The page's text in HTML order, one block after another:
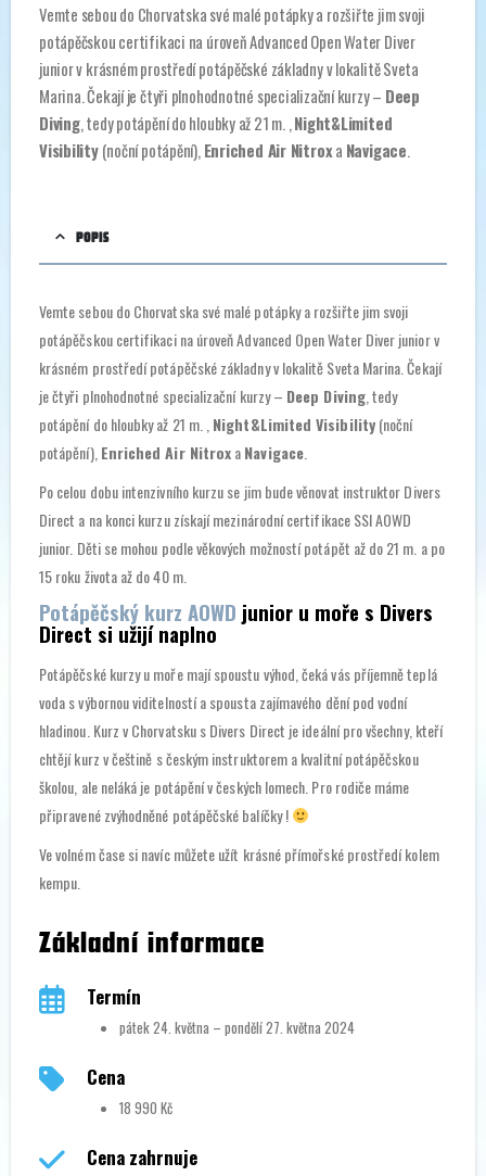
Vemte sebou do Chorvatska své malé potápky a rozšiřte jim svoji
potápěčskou certifikaci na úroveň Advanced Open Water Diver
junior v krásném prostředí potápěčské základny v lokalitě Sveta
Marina. Čekají je čtyři plnohodnotné specializační kurzy – Deep
Diving, tedy potápění do hloubky až 21 m. ,Night&Limited
Visibility(noční potápění), Enriched Air Nitroxa Navigace.
POPIS
Vemte sebou do Chorvatska své malé potápky a rozšiřte jim svoji
potápěčskou certifikaci na úroveň Advanced Open Water Diver junior v
krásném prostředí potápěčské základny v lokalitě Sveta Marina. Čekají
je čtyři plnohodnotné specializační kurzy – Deep Diving, tedy
potápění do hloubky až 21 m. , Night&Limited Visibility(noční
potápění), Enriched Air NitroxaNavigace.
Po celou dobu intenzivního kurzu se jim bude věnovat instruktor Divers
Direct a na konci kurzu získají mezinárodní certifikace SSI AOWD
junior. Děti se mohou podle věkových možností potápět až do 21 m. a po
15 roku života až do 40 m.
Potápěčský kurz AOWD junior u moře s Divers
Direct si užijí naplno
Potápěčské kurzy u moře mají spoustu výhod, čeká vás příjemně teplá
voda s výbornou viditelností a spousta zajímavého dění pod vodní
hladinou. Kurz v Chorvatsku s Divers Direct je ideální pro všechny, kteří
chtějí kurz v češtině s českým instruktorem a kvalitní potápěčskou
školou, ale neláká je potápění v českých lomech. Pro rodiče máme
připravené zvýhodněné potápěčské balíčky !
Ve volném čase si navíc můžete užít krásné přímořské prostředí kolem
kempu.
Základní informace
Termín
pátek 24. května – pondělí 27. května 2024
Cena
18 990 Kč
Cena zahrnuje